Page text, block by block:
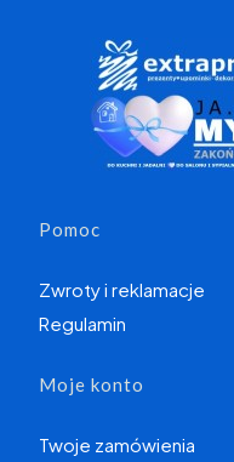
Linki w
Pomoc
Zwroty i reklamacje
Regulamin
Moje konto
Twoje zamówienia